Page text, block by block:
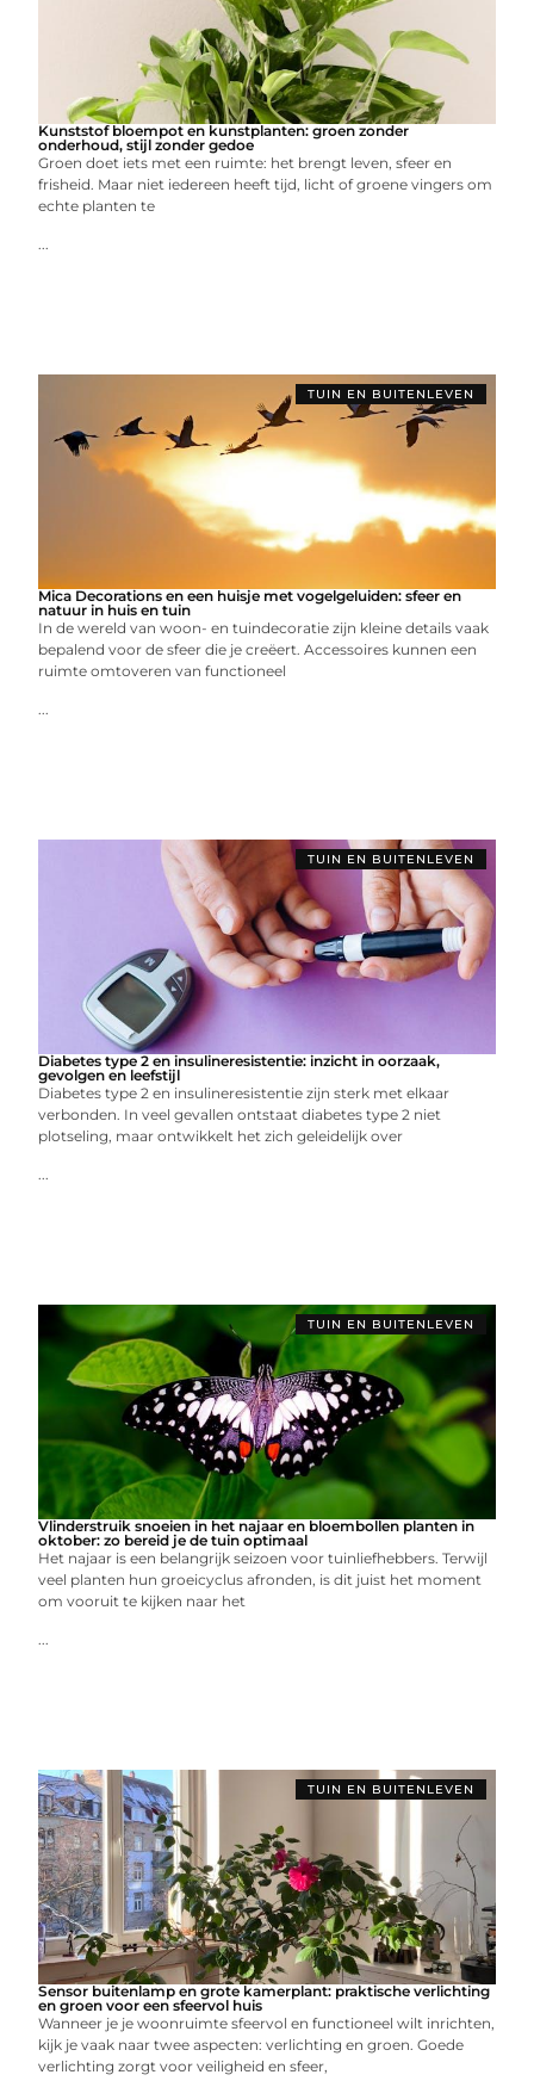
Kunststof bloempot en kunstplanten: groen zonder
onderhoud, stijl zonder gedoe
Groen doet iets met een ruimte: het brengt leven, sfeer en
frisheid. Maar niet iedereen heeft tijd, licht of groene vingers om
echte planten te
...
TUIN EN BUITENLEVEN
Mica Decorations en een huisje met vogelgeluiden: sfeer en
natuur in huis en tuin
In de wereld van woon- en tuindecoratie zijn kleine details vaak
bepalend voor de sfeer die je creëert. Accessoires kunnen een
ruimte omtoveren van functioneel
...
TUIN EN BUITENLEVEN
Diabetes type 2 en insulineresistentie: inzicht in oorzaak,
gevolgen en leefstijl
Diabetes type 2 en insulineresistentie zijn sterk met elkaar
verbonden. In veel gevallen ontstaat diabetes type 2 niet
plotseling, maar ontwikkelt het zich geleidelijk over
...
TUIN EN BUITENLEVEN
Vlinderstruik snoeien in het najaar en bloembollen planten in
oktober: zo bereid je de tuin optimaal
Het najaar is een belangrijk seizoen voor tuinliefhebbers. Terwijl
veel planten hun groeicyclus afronden, is dit juist het moment
om vooruit te kijken naar het
...
TUIN EN BUITENLEVEN
Sensor buitenlamp en grote kamerplant: praktische verlichting
en groen voor een sfeervol huis
Wanneer je je woonruimte sfeervol en functioneel wilt inrichten,
kijk je vaak naar twee aspecten: verlichting en groen. Goede
verlichting zorgt voor veiligheid en sfeer,